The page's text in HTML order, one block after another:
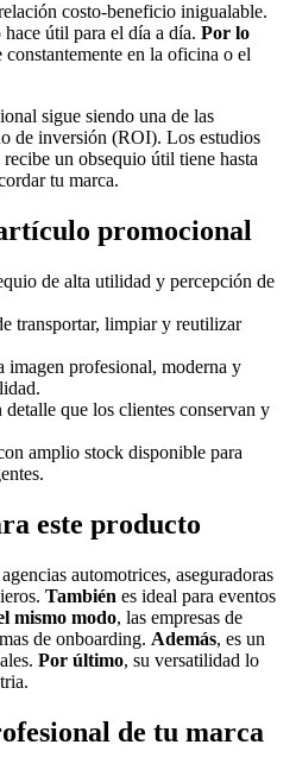
costo-beneficio inigualable.
útil para el día a día. Por lo
constantemente en la oficina o el
sigue siendo una de las
de inversión (ROI). Los estudios
un obsequio útil tiene hasta
tu marca.
promocional
de alta utilidad y percepción de
transportar, limpiar y reutilizar
imagen profesional, moderna y
detalle que los clientes conservan y
amplio stock disponible para
este producto
automotrices, aseguradoras
También es ideal para eventos
mismo modo, las empresas de
de onboarding. Además, es un
Por último, su versatilidad lo
de tu marca